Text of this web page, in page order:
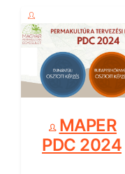
MAPER
PDC 2024